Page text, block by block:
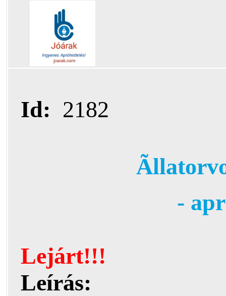
Id: 2182
-
Lejárt!!!
Leírás: